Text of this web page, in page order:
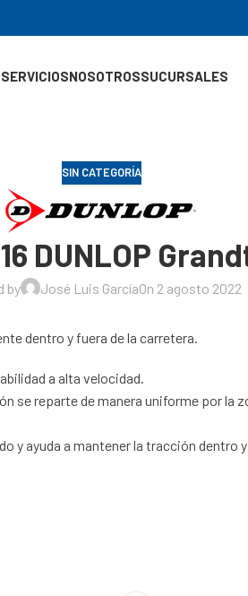
SERVICIOSNOSOTROSSUCURSALES
SIN CATEGORÍA
DUNLOP
by José Luis GarcíaOn 2 agosto 2022
dentro y fuera de la carretera.
a alta velocidad.
se reparte de manera uniforme por
y ayuda a mantener la tracción dentro